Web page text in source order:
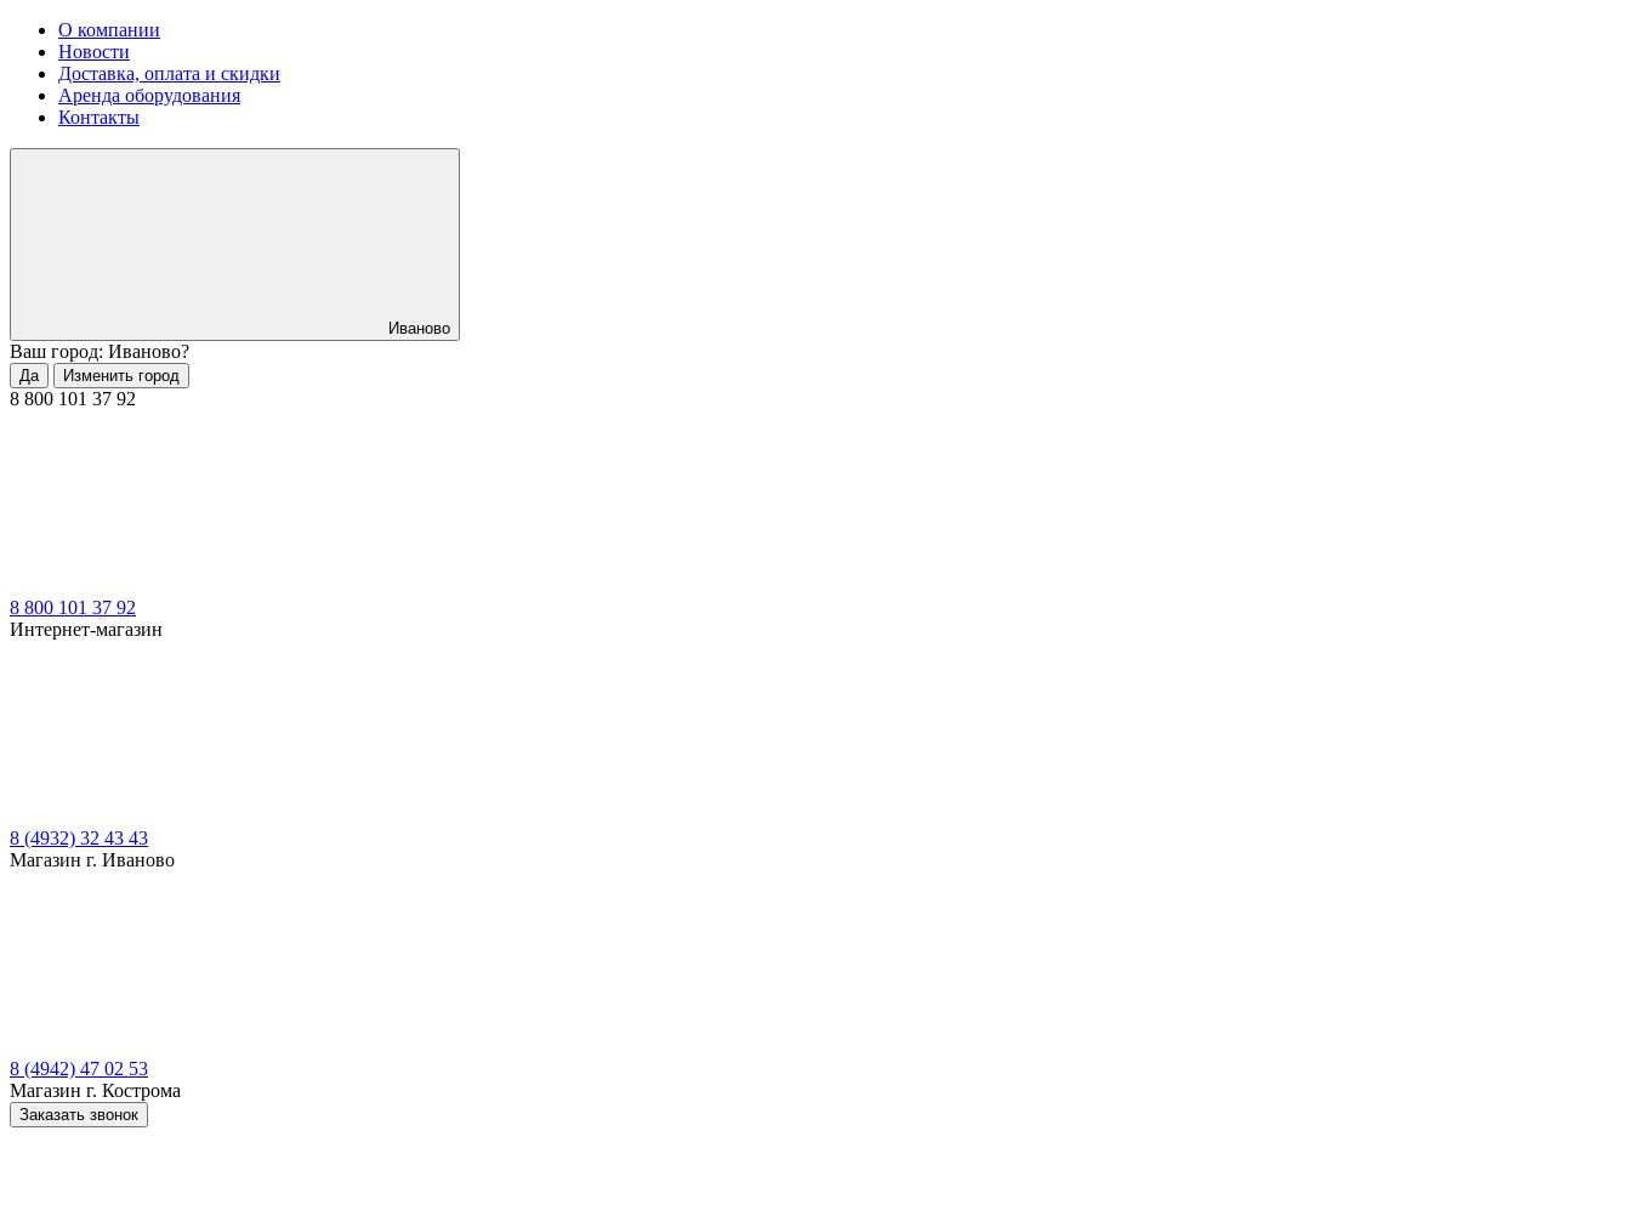
О компании
Новости
Доставка, оплата и скидки
Аренда оборудования
Контакты
Иваново
Ваш город: Иваново?
Да Изменить город
8 800 101 37 92
8 800 101 37 92
Интернет-магазин
8 (4932) 32 43 43
Магазин г. Иваново
8 (4942) 47 02 53
Магазин г. Кострома
Заказать звонок